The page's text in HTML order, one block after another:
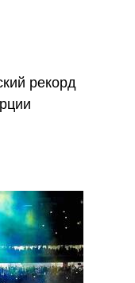
рекорд